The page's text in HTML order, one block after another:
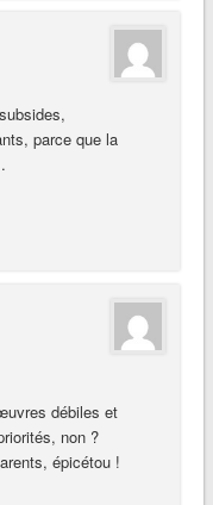
parce que la
débiles et
non ?
épicétou !